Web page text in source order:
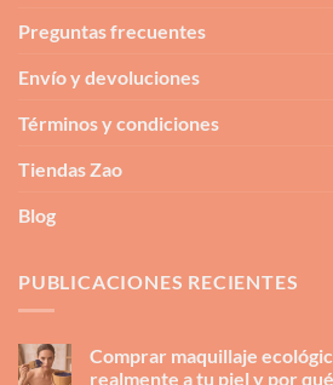
Preguntas frecuentes
Envío y devoluciones
Términos y condiciones
Tiendas Zao
Blog
PUBLICACIONES RECIENTES
Comprar maquillaje
realmente a tu piel y por